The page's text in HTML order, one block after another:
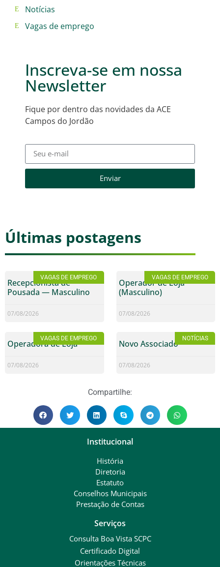
Notícias
Vagas de emprego
Inscreva-se em nossa
Newsletter
Fique por dentro das novidades da ACE
Campos do Jordão
Enviar
Últimas postagens
VAGAS DE EMPREGO
Recepcionista de
Pousada — Masculino
07/08/2026
VAGAS DE EMPREGO
Operador de Loja
(Masculino)
07/08/2026
VAGAS DE EMPREGO
Operadora de Loja
07/08/2026
NOTÍCIAS
Novo Associado
07/08/2026
Compartilhe:
Institucional
História
Diretoria
Estatuto
Conselhos Municipais
Prestação de Contas
Serviços
Consulta Boa Vista SCPC
Certificado Digital
Orientações Técnicas